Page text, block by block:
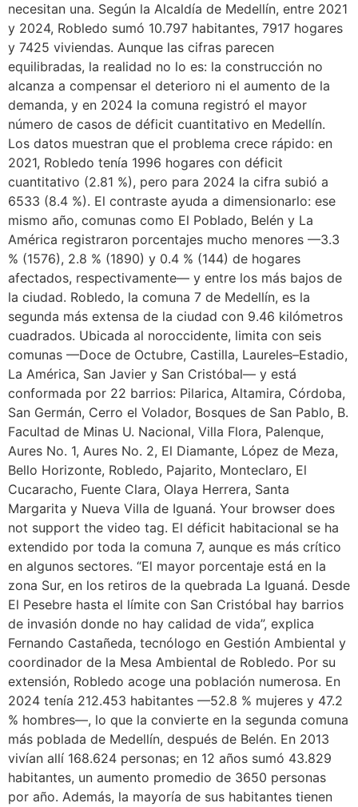
necesitan una. Según la Alcaldía de Medellín, entre 2021
y 2024, Robledo sumó 10.797 habitantes, 7917 hogares
y 7425 viviendas. Aunque las cifras parecen
equilibradas, la realidad no lo es: la construcción no
alcanza a compensar el deterioro ni el aumento de la
demanda, y en 2024 la comuna registró el mayor
número de casos de déficit cuantitativo en Medellín.
Los datos muestran que el problema crece rápido: en
2021, Robledo tenía 1996 hogares con déficit
cuantitativo (2.81 %), pero para 2024 la cifra subió a
6533 (8.4 %). El contraste ayuda a dimensionarlo: ese
mismo año, comunas como El Poblado, Belén y La
América registraron porcentajes mucho menores —3.3
% (1576), 2.8 % (1890) y 0.4 % (144) de hogares
afectados, respectivamente— y entre los más bajos de
la ciudad. Robledo, la comuna 7 de Medellín, es la
segunda más extensa de la ciudad con 9.46 kilómetros
cuadrados. Ubicada al noroccidente, limita con seis
comunas —Doce de Octubre, Castilla, Laureles–Estadio,
La América, San Javier y San Cristóbal— y está
conformada por 22 barrios: Pilarica, Altamira, Córdoba,
San Germán, Cerro el Volador, Bosques de San Pablo, B.
Facultad de Minas U. Nacional, Villa Flora, Palenque,
Aures No. 1, Aures No. 2, El Diamante, López de Meza,
Bello Horizonte, Robledo, Pajarito, Monteclaro, El
Cucaracho, Fuente Clara, Olaya Herrera, Santa
Margarita y Nueva Villa de Iguaná. Your browser does
not support the video tag. El déficit habitacional se ha
extendido por toda la comuna 7, aunque es más crítico
en algunos sectores. “El mayor porcentaje está en la
zona Sur, en los retiros de la quebrada La Iguaná. Desde
El Pesebre hasta el límite con San Cristóbal hay barrios
de invasión donde no hay calidad de vida”, explica
Fernando Castañeda, tecnólogo en Gestión Ambiental y
coordinador de la Mesa Ambiental de Robledo. Por su
extensión, Robledo acoge una población numerosa. En
2024 tenía 212.453 habitantes —52.8 % mujeres y 47.2
% hombres—, lo que la convierte en la segunda comuna
más poblada de Medellín, después de Belén. En 2013
vivían allí 168.624 personas; en 12 años sumó 43.829
habitantes, un aumento promedio de 3650 personas
por año. Además, la mayoría de sus habitantes tienen